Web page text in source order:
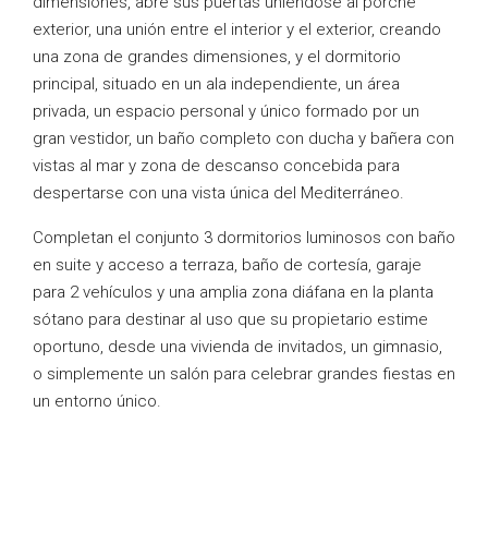
exterior, una unión entre el interior y el exterior, creando
una zona de grandes dimensiones, y el dormitorio
principal, situado en un ala independiente, un área
privada, un espacio personal y único formado por un
gran vestidor, un baño completo con ducha y bañera con
vistas al mar y zona de descanso concebida para
despertarse con una vista única del Mediterráneo.
Completan el conjunto 3 dormitorios luminosos con baño
en suite y acceso a terraza, baño de cortesía, garaje
para 2 vehículos y una amplia zona diáfana en la planta
sótano para destinar al uso que su propietario estime
oportuno, desde una vivienda de invitados, un gimnasio,
o simplemente un salón para celebrar grandes fiestas en
un entorno único.